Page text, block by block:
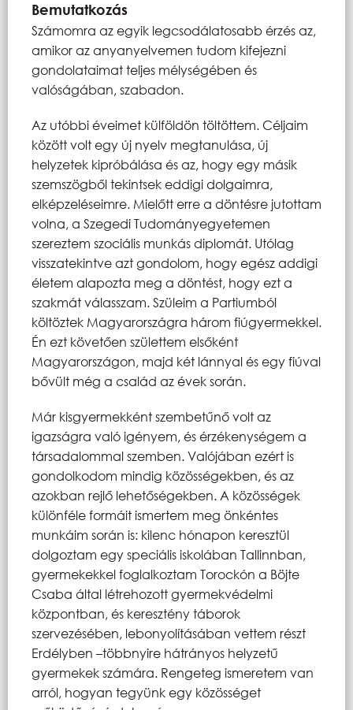
Bemutatkozás
Számomra az egyik legcsodálatosabb érzés az,
amikor az anyanyelvemen tudom kifejezni
gondolataimat teljes mélységében és
valóságában, szabadon.
Az utóbbi éveimet külföldön töltöttem. Céljaim
között volt egy új nyelv megtanulása, új
helyzetek kipróbálása és az, hogy egy másik
szemszögből tekintsek eddigi dolgaimra,
elképzeléseimre. Mielőtt erre a döntésre jutottam
volna, a Szegedi Tudományegyetemen
szereztem szociális munkás diplomát. Utólag
visszatekintve azt gondolom, hogy egész addigi
életem alapozta meg a döntést, hogy ezt a
szakmát válasszam. Szüleim a Partiumból
költöztek Magyarországra három fiúgyermekkel.
Én ezt követően születtem elsőként
Magyarországon, majd két lánnyal és egy fiúval
bővült még a család az évek során.
Már kisgyermekként szembetűnő volt az
igazságra való igényem, és érzékenységem a
társadalommal szemben. Valójában ezért is
gondolkodom mindig közösségekben, és az
azokban rejlő lehetőségekben. A közösségek
különféle formáit ismertem meg önkéntes
munkáim során is: kilenc hónapon keresztül
dolgoztam egy speciális iskolában Tallinnban,
gyermekekkel foglalkoztam Torockón a Böjte
Csaba által létrehozott gyermekvédelmi
központban, és keresztény táborok
szervezésében, lebonyolításában vettem részt
Erdélyben –többnyire hátrányos helyzetű
gyermekek számára. Rengeteg ismeretem van
arról, hogyan tegyünk egy közösséget